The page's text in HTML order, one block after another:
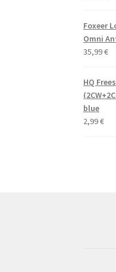
Foxeer
Omni
35,99€
HQ
blue
2,99€